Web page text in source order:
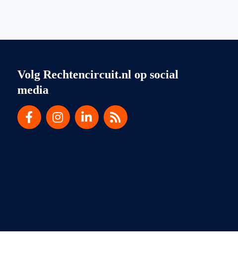
Volg Rechtencircuit.nl op social
media